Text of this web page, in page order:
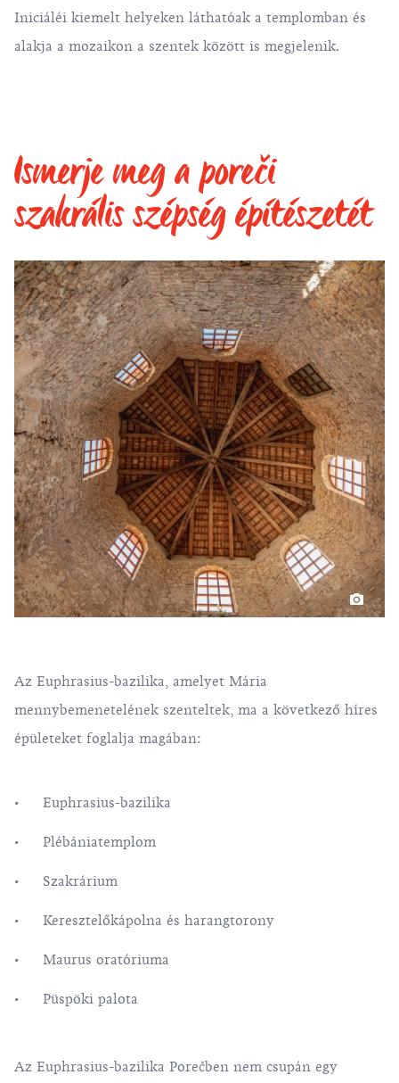
Iniciáléi kiemelt helyeken láthatóak a templomban és
alakja a mozaikon a szentek között is megjelenik.
Ismerje meg a poreči
szakrális szépség építészetét
Az Euphrasius-bazilika, amelyet Mária
mennybemenetelének szenteltek, ma a következő híres
épületeket foglalja magában:
Euphrasius-bazilika
Plébániatemplom
Szakrárium
Keresztelőkápolna és harangtorony
Maurus oratóriuma
Püspöki palota
Az Euphrasius-bazilika Porečben nem csupán egy